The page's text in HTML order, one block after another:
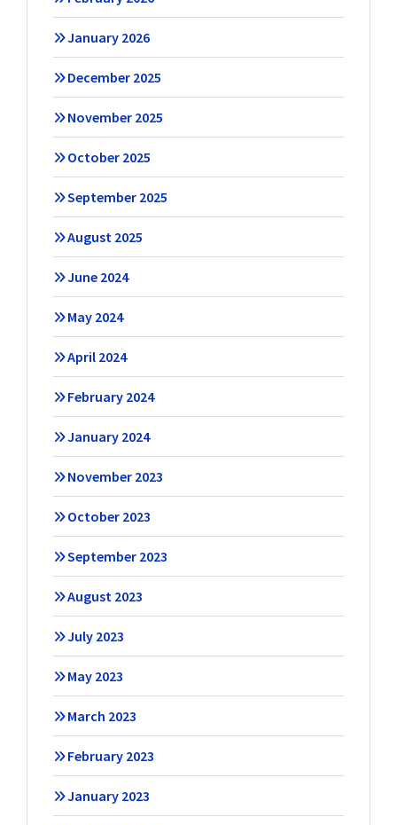
January 2026
December 2025
November 2025
October 2025
September 2025
August 2025
June 2024
May 2024
April 2024
February 2024
January 2024
November 2023
October 2023
September 2023
August 2023
July 2023
May 2023
March 2023
February 2023
January 2023